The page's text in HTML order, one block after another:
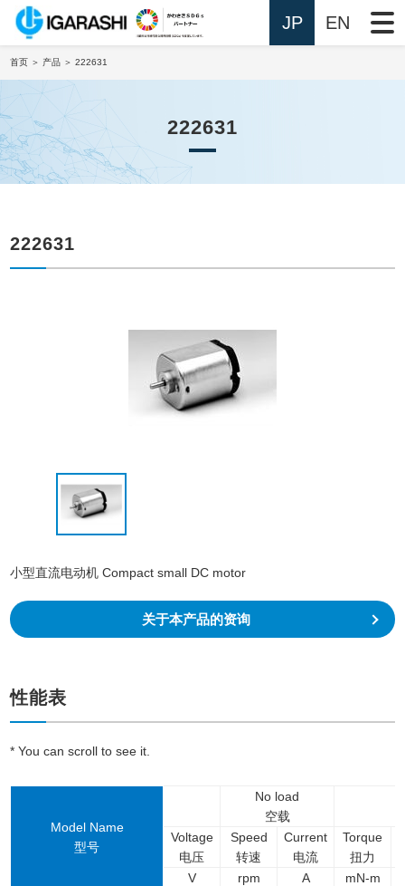
JP EN
首页 ＞ 产品 ＞ 222631
222631
222631
小型直流电动机 Compact small DC motor
关于本产品的资询
性能表
* You can scroll to see it.
Model Name
型号
No load
空载
Voltage
电压
Speed
转速
Current
电流
Torque
扭力
V rpm A
mN-m